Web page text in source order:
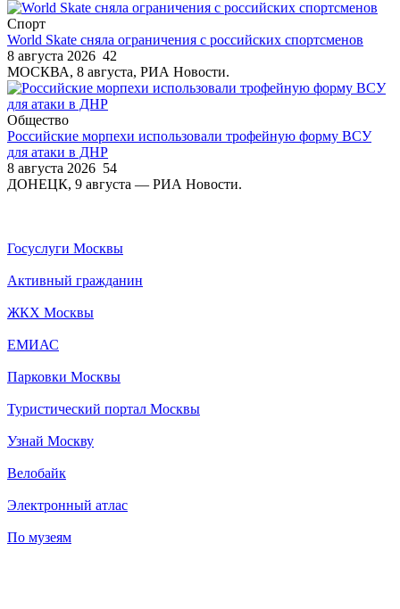
Спорт
World Skate сняла ограничения с российских спортсменов
8 августа 2026 42
МОСКВА, 8 августа, РИА Новости.
Общество
Российские морпехи использовали трофейную форму ВСУ
для атаки в ДНР
8 августа 2026 54
ДОНЕЦК, 9 августа — РИА Новости.
Госуслуги Москвы
Активный гражданин
ЖКХ Москвы
ЕМИАС
Парковки Москвы
Туристический портал Москвы
Узнай Москву
Велобайк
Электронный атлас
По музеям